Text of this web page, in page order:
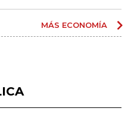
MÁS ECONOMÍA